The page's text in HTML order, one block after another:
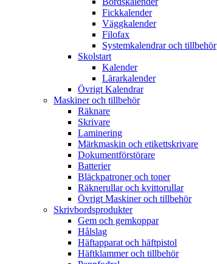
Fickkalender
Väggkalender
Filofax
Systemkalendrar och tillbehör
Skolstart
Kalender
Lärarkalender
Övrigt Kalendrar
Maskiner och tillbehör
Räknare
Skrivare
Laminering
Märkmaskin och etikettskrivare
Dokumentförstörare
Batterier
Bläckpatroner och toner
Räknerullar och kvittorullar
Övrigt Maskiner och tillbehör
Skrivbordsprodukter
Gem och gemkoppar
Hålslag
Häftapparat och häftpistol
Häftklammer och tillbehör